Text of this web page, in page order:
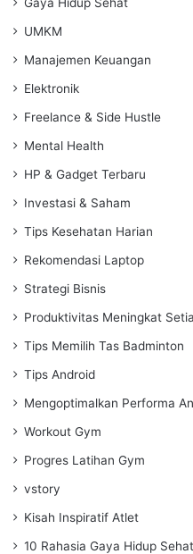
UMKM
Manajemen Keuangan
Elektronik
Freelance & Side Hustle
Mental Health
HP & Gadget Terbaru
Investasi & Saham
Tips Kesehatan Harian
Rekomendasi Laptop
Strategi Bisnis
Produktivitas Meningkat
Tips Memilih Tas Badminton
Tips Android
Mengoptimalkan Performa
Workout Gym
Progres Latihan Gym
vstory
Kisah Inspiratif Atlet
10 Rahasia Gaya Hidup Sehat